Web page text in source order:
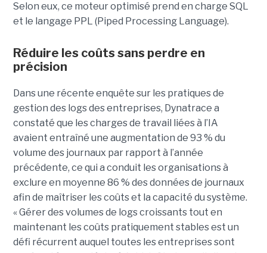
Selon eux, ce moteur optimisé prend en charge SQL
et le langage PPL (Piped Processing Language).
Réduire les coûts sans perdre en
précision
Dans une récente enquête sur les pratiques de
gestion des logs des entreprises, Dynatrace a
constaté que les charges de travail liées à l’IA
avaient entraîné une augmentation de 93 % du
volume des journaux par rapport à l’année
précédente, ce qui a conduit les organisations à
exclure en moyenne 86 % des données de journaux
afin de maîtriser les coûts et la capacité du système.
« Gérer des volumes de logs croissants tout en
maintenant les coûts pratiquement stables est un
défi récurrent auquel toutes les entreprises sont